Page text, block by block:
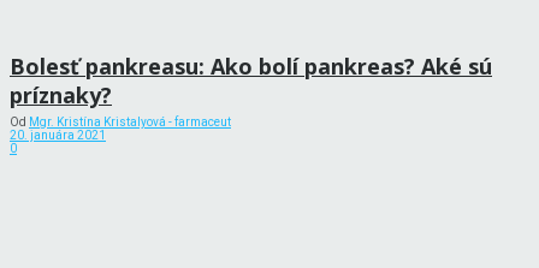
Bolesť pankreasu: Ako bolí pankreas? Aké sú
príznaky?
Od Mgr. Kristína Kristalyová - farmaceut
20. januára 2021
0